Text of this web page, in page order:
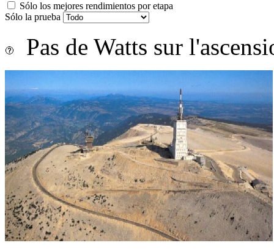
Sólo los mejores rendimientos por etapa
Sólo la prueba
Pas de Watts sur